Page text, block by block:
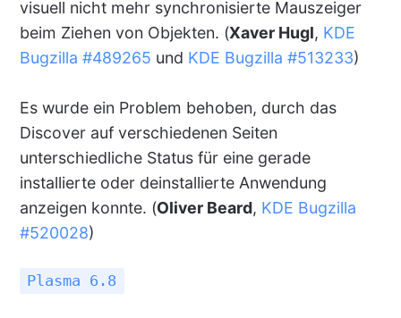
visuell nicht mehr synchronisierte Mauszeiger
beim Ziehen von Objekten. (Xaver Hugl, KDE
Bugzilla #489265 und KDE Bugzilla #513233)
Es wurde ein Problem behoben, durch das
Discover auf verschiedenen Seiten
unterschiedliche Status für eine gerade
installierte oder deinstallierte Anwendung
anzeigen konnte. (Oliver Beard, KDE Bugzilla
#520028)
Plasma 6.8